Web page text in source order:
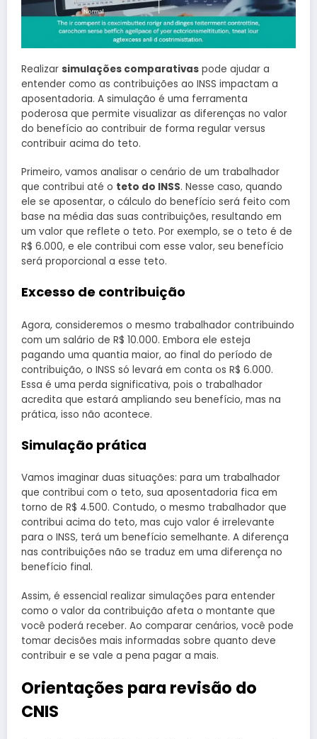
Realizar simulações comparativas pode ajudar a
entender como as contribuições ao INSS impactam a
aposentadoria. A simulação é uma ferramenta
poderosa que permite visualizar as diferenças no valor
do benefício ao contribuir de forma regular versus
contribuir acima do teto.
Primeiro, vamos analisar o cenário de um trabalhador
que contribui até o teto do INSS. Nesse caso, quando
ele se aposentar, o cálculo do benefício será feito com
base na média das suas contribuições, resultando em
um valor que reflete o teto. Por exemplo, se o teto é de
R$ 6.000, e ele contribui com esse valor, seu benefício
será proporcional a esse teto.
Excesso de contribuição
Agora, consideremos o mesmo trabalhador contribuindo
com um salário de R$ 10.000. Embora ele esteja
pagando uma quantia maior, ao final do período de
contribuição, o INSS só levará em conta os R$ 6.000.
Essa é uma perda significativa, pois o trabalhador
acredita que estará ampliando seu benefício, mas na
prática, isso não acontece.
Simulação prática
Vamos imaginar duas situações: para um trabalhador
que contribui com o teto, sua aposentadoria fica em
torno de R$ 4.500. Contudo, o mesmo trabalhador que
contribui acima do teto, mas cujo valor é irrelevante
para o INSS, terá um benefício semelhante. A diferença
nas contribuições não se traduz em uma diferença no
benefício final.
Assim, é essencial realizar simulações para entender
como o valor da contribuição afeta o montante que
você poderá receber. Ao comparar cenários, você pode
tomar decisões mais informadas sobre quanto deve
contribuir e se vale a pena pagar a mais.
Orientações para revisão do
CNIS